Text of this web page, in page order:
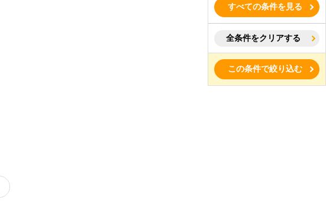
すべての条件を見る
全条件をクリアする
この条件で絞り込む